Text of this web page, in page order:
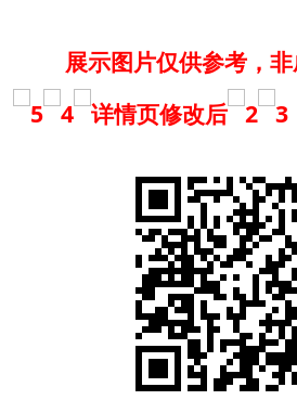
展示图片仅供参考，非